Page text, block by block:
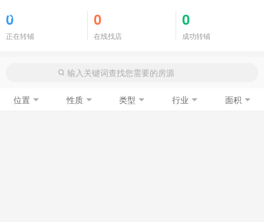
0
正在转铺
0
在线找店
0
成功转铺
位置 性质 类型 行业 面积